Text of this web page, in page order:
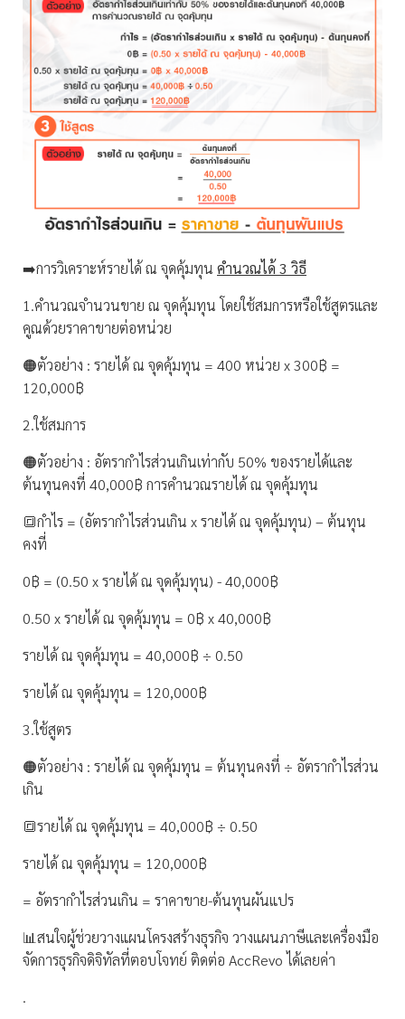
➡️การวิเคราะห์รายได้ ณ จุดคุ้มทุน คำนวณได้ 3 วิธี
1.คำนวณจำนวนขาย ณ จุดคุ้มทุน โดยใช้สมการหรือใช้สูตรและ
คูณด้วยราคาขายต่อหน่วย
🟠ตัวอย่าง : รายได้ ณ จุดคุ้มทุน = 400 หน่วย x 300฿ =
120,000฿
2.ใช้สมการ
🟠ตัวอย่าง : อัตรากำไรส่วนเกินเท่ากับ 50% ของรายได้และ
ต้นทุนคงที่ 40,000฿ การคำนวณรายได้ ณ จุดคุ้มทุน
🔳กำไร = (อัตรากำไรส่วนเกิน x รายได้ ณ จุดคุ้มทุน) – ต้นทุน
คงที่
0฿ = (0.50 x รายได้ ณ จุดคุ้มทุน) - 40,000฿
0.50 x รายได้ ณ จุดคุ้มทุน = 0฿ x 40,000฿
รายได้ ณ จุดคุ้มทุน = 40,000฿ ÷ 0.50
รายได้ ณ จุดคุ้มทุน = 120,000฿
3.ใช้สูตร
🟠ตัวอย่าง : รายได้ ณ จุดคุ้มทุน = ต้นทุนคงที่ ÷ อัตรากำไรส่วน
เกิน
🔳รายได้ ณ จุดคุ้มทุน = 40,000฿ ÷ 0.50
รายได้ ณ จุดคุ้มทุน = 120,000฿
= อัตรากำไรส่วนเกิน = ราคาขาย-ต้นทุนผันแปร
📊สนใจผู้ช่วยวางแผนโครงสร้างธุรกิจ วางแผนภาษีและเครื่องมือ
จัดการธุรกิจดิจิทัลที่ตอบโจทย์ ติดต่อ AccRevo ได้เลยค่า
.